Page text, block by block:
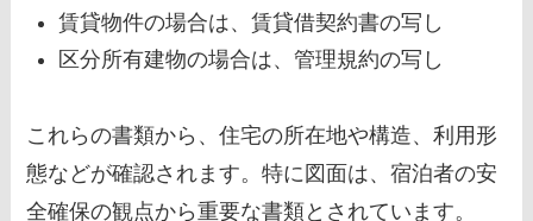
賃貸物件の場合は、賃貸借契約書の写し
区分所有建物の場合は、管理規約の写し
これらの書類から、住宅の所在地や構造、利用形
態などが確認されます。特に図面は、宿泊者の安
全確保の観点から重要な書類とされています。